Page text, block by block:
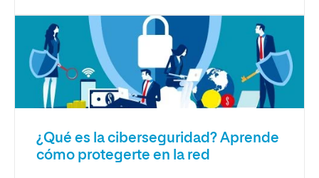
¿Qué es la ciberseguridad? Aprende
cómo protegerte en la red